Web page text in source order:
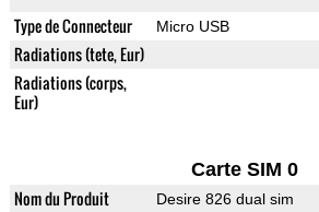
Type de Connecteur Micro USB
Radiations (tete, Eur)
Radiations (corps,
Eur)
Carte SIM 0
Nom du Produit Desire 826 dual sim